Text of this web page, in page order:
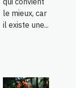
le mieux, car
il existe une...